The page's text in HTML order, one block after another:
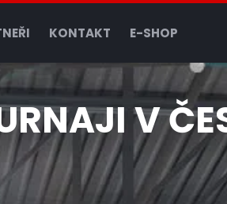
KONTAKT E-SHOP
V